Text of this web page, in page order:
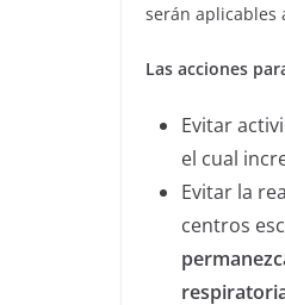
serán aplicables
Las acciones
Evitar
el cual
Evitar la
centros